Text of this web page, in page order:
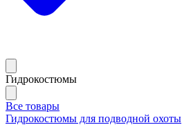
Гидрокостюмы
Все товары
Гидрокостюмы для подводной охоты